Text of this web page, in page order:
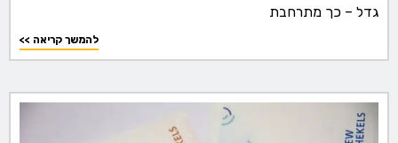
גדל – כך מתרחבת
<< להמשך קריאה